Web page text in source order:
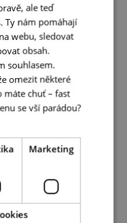
GERMAN
ale teď
Ty nám pomáhají
webu, sledovat
obsah.
souhlasem.
omezit některé
máte chuť – fast
se vší parádou?
Marketing